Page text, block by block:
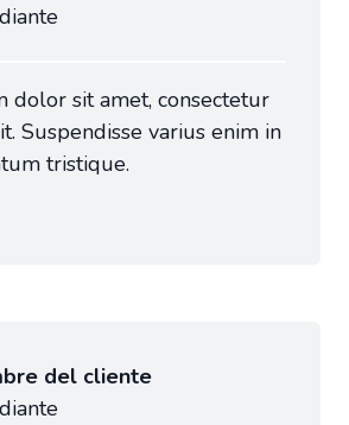
dolor sit amet, consectetur
Suspendisse varius enim in
tristique.
del cliente